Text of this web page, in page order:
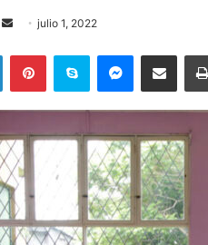
Send
email
julio 1, 2022
LinkedInPinterestSkype Messenger
Compartir por